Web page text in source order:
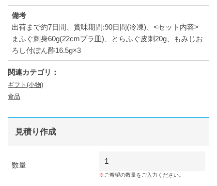
備考
出荷まで約7日間、賞味期間:90日間(冷凍)、<セット内容>
まふぐ刺身60g(22cmプラ皿)、とらふぐ皮刺20g、もみじお
ろし付ぽん酢16.5g×3
関連カテゴリ：
ギフト(小物)
食品
見積り作成
数量
ご希望の数量をご入力ください。